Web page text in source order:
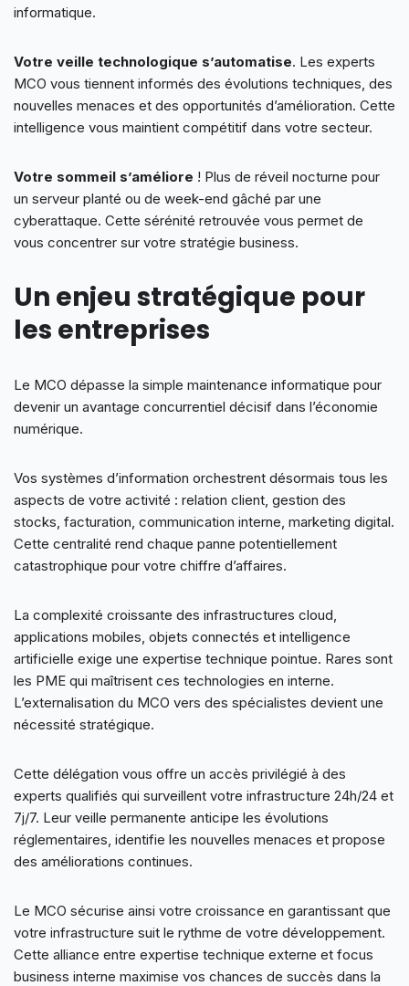
informatique.
Votre veille technologique s’automatise. Les experts
MCO vous tiennent informés des évolutions techniques, des
nouvelles menaces et des opportunités d’amélioration. Cette
intelligence vous maintient compétitif dans votre secteur.
Votre sommeil s’améliore ! Plus de réveil nocturne pour
un serveur planté ou de week-end gâché par une
cyberattaque. Cette sérénité retrouvée vous permet de
vous concentrer sur votre stratégie business.
Un enjeu stratégique pour
les entreprises
Le MCO dépasse la simple maintenance informatique pour
devenir un avantage concurrentiel décisif dans l’économie
numérique.
Vos systèmes d’information orchestrent désormais tous les
aspects de votre activité : relation client, gestion des
stocks, facturation, communication interne, marketing digital.
Cette centralité rend chaque panne potentiellement
catastrophique pour votre chiffre d’affaires.
La complexité croissante des infrastructures cloud,
applications mobiles, objets connectés et intelligence
artificielle exige une expertise technique pointue. Rares sont
les PME qui maîtrisent ces technologies en interne.
L’externalisation du MCO vers des spécialistes devient une
nécessité stratégique.
Cette délégation vous offre un accès privilégié à des
experts qualifiés qui surveillent votre infrastructure 24h/24 et
7j/7. Leur veille permanente anticipe les évolutions
réglementaires, identifie les nouvelles menaces et propose
des améliorations continues.
Le MCO sécurise ainsi votre croissance en garantissant que
votre infrastructure suit le rythme de votre développement.
Cette alliance entre expertise technique externe et focus
business interne maximise vos chances de succès dans la